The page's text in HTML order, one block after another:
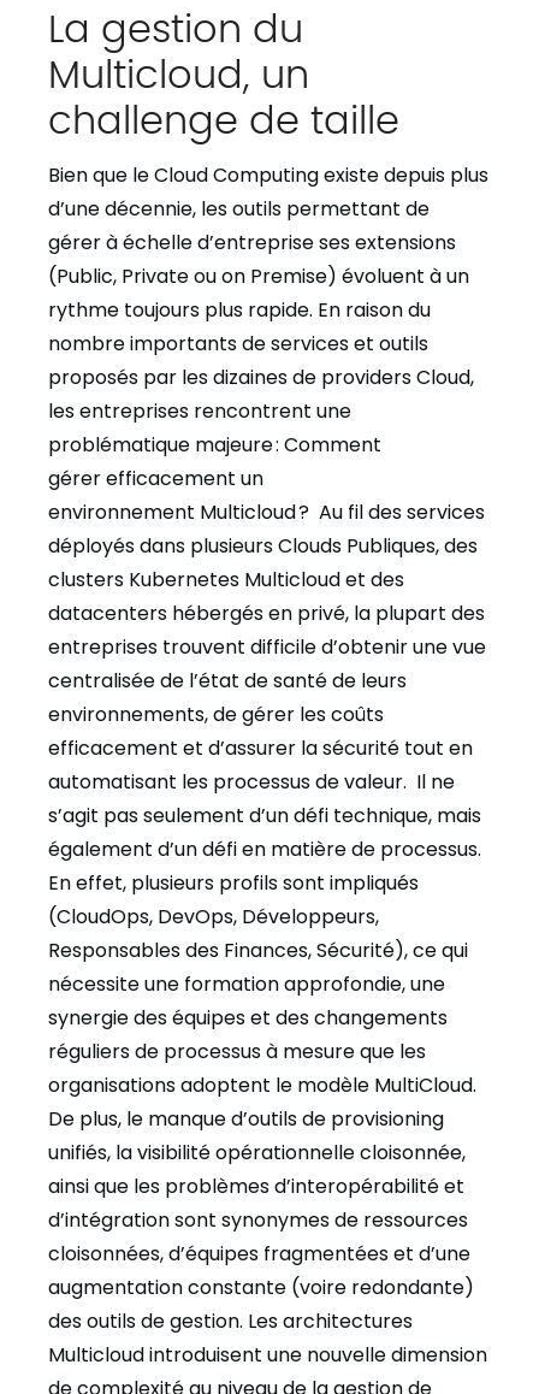
La gestion du
Multicloud, un
challenge de taille
Bien que leCloudComputingexiste depuis plus
d’une décennie, les outils permettant de
gérerà échelle d’entreprisesesextensions
(Public, Privateou on Premise) évoluent à un
rythme toujours plus rapide. En raison du
nombre importants de serviceset outils
proposés par les dizaines de providers Cloud,
lesentreprises rencontrent une
problématique majeure : Comment
gérerefficacement un
environnement Multicloud? Au fil des services
déployés dans plusieurs Clouds Publiques, des
clusters Kubernetes Multicloud et des
datacenters hébergés en privé, la plupart des
entreprises trouvent difficile d’obtenir une vue
centralisée de l’état de santé de leurs
environnements, de gérer les coûts
efficacement et d’assurer la sécurité tout en
automatisant les processus de valeur. Il ne
s’agit pas seulement d’un défi technique, mais
également d’un défi en matière de processus.
En effet, plusieurs profils sont impliqués
(CloudOps, DevOps, Développeurs,
Responsables des Finances, Sécurité), ce qui
nécessite une formation approfondie, une
synergie des équipes et des changements
réguliers de processus à mesure que les
organisations adoptent le modèle MultiCloud.
De plus, le manque d’outils de provisioning
unifiés, la visibilité opérationnelle cloisonnée,
ainsi que les problèmes d’interopérabilité et
d’intégration sont synonymes de ressources
cloisonnées, d’équipes fragmentées et d’une
augmentation constante (voire redondante)
des outils de gestion. Les architectures
Multicloud introduisent une nouvelle dimension